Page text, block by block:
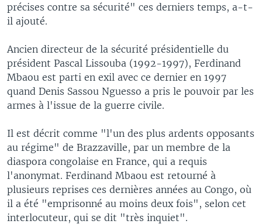
précises contre sa sécurité" ces derniers temps, a-t-
il ajouté.
Ancien directeur de la sécurité présidentielle du
président Pascal Lissouba (1992-1997), Ferdinand
Mbaou est parti en exil avec ce dernier en 1997
quand Denis Sassou Nguesso a pris le pouvoir par les
armes à l'issue de la guerre civile.
Il est décrit comme "l'un des plus ardents opposants
au régime" de Brazzaville, par un membre de la
diaspora congolaise en France, qui a requis
l'anonymat. Ferdinand Mbaou est retourné à
plusieurs reprises ces dernières années au Congo, où
il a été "emprisonné au moins deux fois", selon cet
interlocuteur, qui se dit "très inquiet".